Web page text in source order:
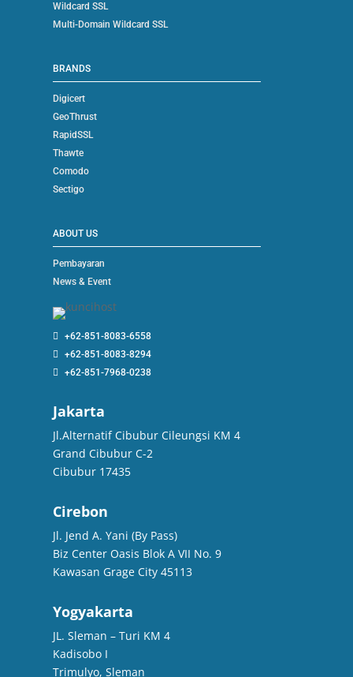
Wildcard SSL
Multi-Domain Wildcard SSL
BRANDS
Digicert
GeoThrust
RapidSSL
Thawte
Comodo
Sectigo
ABOUT US
Pembayaran
News & Event
+62-851-8083-6558
+62-851-8083-8294
+62-851-7968-0238
Jakarta
Jl.Alternatif Cibubur Cileungsi KM 4
Grand Cibubur C-2
Cibubur 17435
Cirebon
Jl. Jend A. Yani (By Pass)
Biz Center Oasis Blok A VII No. 9
Kawasan Grage City 45113
Yogyakarta
JL. Sleman – Turi KM 4
Kadisobo I
Trimulyo, Sleman